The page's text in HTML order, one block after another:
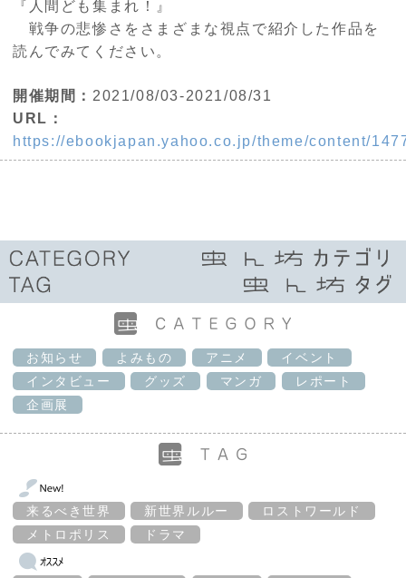
『人間ども集まれ！』
戦争の悲惨さをさまざまな視点で紹介した作品を
読んでみてください。
開催期間： 2021/08/03-2021/08/31
URL：
https://ebookjapan.yahoo.co.jp/theme/content/
お知らせ よみもの アニメ
イベント
インタビュー
グッズ マンガ
レポート
企画展
来るべき世界 新世界ルルー
ロストワールド
メトロポリス
ドラマ